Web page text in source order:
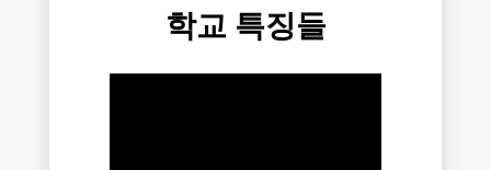
학교 특징들